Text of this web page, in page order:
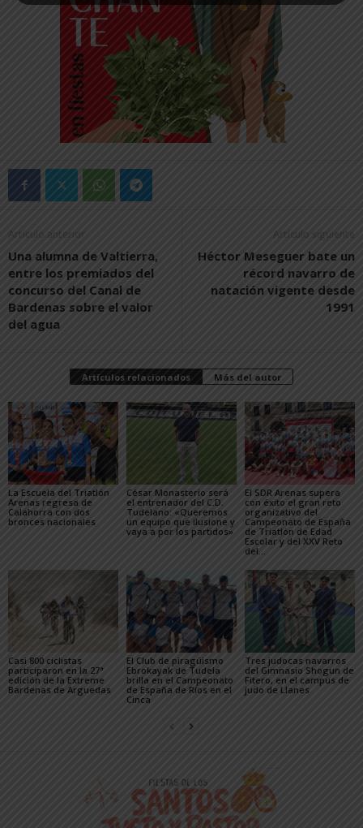
Artículo anterior
Una alumna de Valtierra,
entre los premiados del
concurso del Canal de
Bardenas sobre el valor
del agua
Artículo siguiente
Héctor Meseguer bate un
récord navarro de
natación vigente desde
1991
Artículos relacionados Más del autor
La Escuela del Triatlón
Arenas regresa de
Calahorra con dos
bronces nacionales
César Monasterio será
el entrenador del C.D.
Tudelano: «Queremos
un equipo que ilusione y
vaya a por los partidos»
El SDR Arenas supera
con éxito el gran reto
organizativo del
Campeonato de España
de Triatlón de Edad
Escolar y del XXV Reto
del...
Casi 800 ciclistas
participaron en la 27ª
edición de la Extreme
Bardenas de Arguedas
El Club de piragüismo
Ebrokayak de Tudela
brilla en el Campeonato
de España de Ríos en el
Cinca
Tres judocas navarros
del Gimnasio Shogun de
Fitero, en el campus de
judo de Llanes